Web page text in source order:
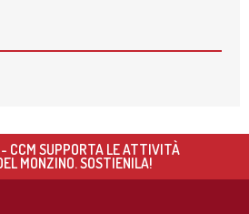
FASE DEL PROGETTO DI
AL CONGRESSO
- CCM SUPPORTA LE ATTIVITÀ
MONZINO. SOSTIENILA!